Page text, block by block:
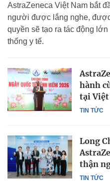
AstraZeneca Việt Nam bắt
người được lắng nghe,
quyền sẽ tạo ra tác động
thống y tế.
TIN TỨC
hành
tại Việt
TIN TỨC
Long
thận